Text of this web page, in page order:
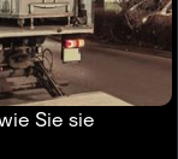
Sie sie